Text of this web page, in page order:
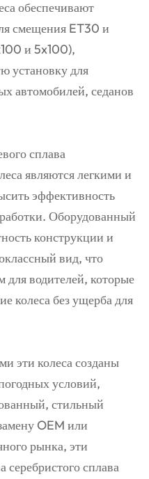
обеспечивают
смещения ET30 и
и 5x100),
установку для
автомобилей, седанов
сплава
являются легкими и
эффективность
Оборудованный
конструкции и
вид, что
водителей, которые
колеса без ущерба для
эти колеса созданы
условий,
стильный
OEM или
рынка, эти
серебристого сплава